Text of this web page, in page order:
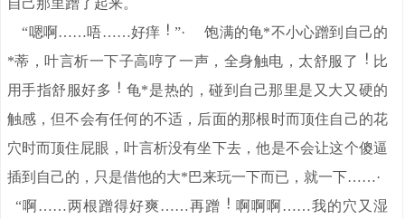
自己那里蹭了起来。
“嗯啊……唔……好痒
”· 饱满的龟*不小心蹭到自己的
*蒂，叶言析一下子高哼了一声，全身触电，太舒服了
比
用手指舒服好多
龟*是热的，碰到自己那里是又大又硬的
触感，但不会有任何的不适，后面的那根时而顶住自己的花
穴时而顶住屁眼，叶言析没有坐下去，他是不会让这个傻逼
插到自己的，只是借他的大*巴来玩一下而已，就一下……·
“啊……两根蹭得好爽……再蹭
啊啊啊……我的穴又湿